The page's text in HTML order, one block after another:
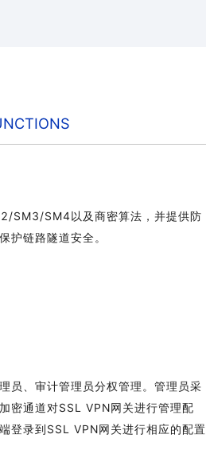
SM3/SM4以及商密算法，并提供防
护链路隧道安全。
员、审计管理员分权管理。管理员采
密通道对SSL VPN网关进行管理配
登录到SSL VPN网关进行相应的配置